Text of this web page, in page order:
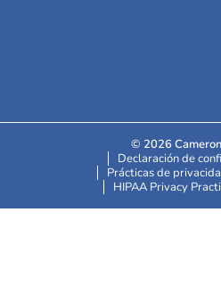
© 2026
Declaración de
Prácticas de
HIPAA Privacy